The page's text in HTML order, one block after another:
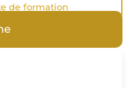
de formation